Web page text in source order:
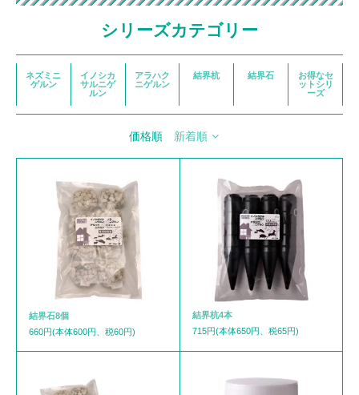
シリーズカテゴリー
ネズミニ
ゲルン
イノシカ
サルニゲ
ルン
アラハク
ニゲルン
結界杭 結界石
お得なセ
ットシリ
ーズ
価格順 新着順
結界石8個
660円(本体600円、税60円)
結界杭4本
715円(本体650円、税65円)